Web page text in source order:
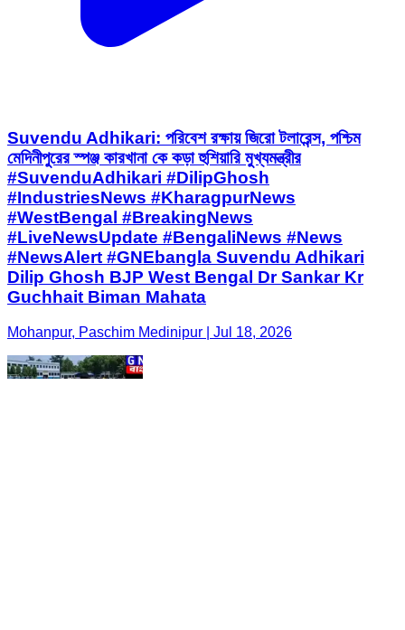
Suvendu Adhikari: পরিবেশ রক্ষায় জিরো টলারেন্স, পশ্চিম
মেদিনীপুরের স্পঞ্জ কারখানা কে কড়া হুশিয়ারি মুখ্যমন্ত্রীর
#SuvenduAdhikari #DilipGhosh
#IndustriesNews #KharagpurNews
#WestBengal #BreakingNews
#LiveNewsUpdate #BengaliNews #News
#NewsAlert #GNEbangla Suvendu Adhikari
Dilip Ghosh BJP West Bengal Dr Sankar Kr
Guchhait Biman Mahata
Mohanpur, Paschim Medinipur | Jul 18, 2026